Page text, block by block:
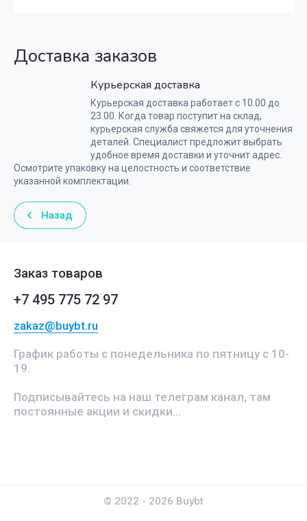
Доставка заказов
Курьерская доставка
Курьерская доставка работает с 10.00 до
23.00. Когда товар поступит на склад,
курьерская служба свяжется для уточнения
деталей. Специалист предложит выбрать
удобное время доставки и уточнит адрес.
Осмотрите упаковку на целостность и соответствие
указанной комплектации.
Назад
Заказ товаров
+7 495 775 72 97
zakaz@buybt.ru
График работы с понедельника по пятницу с 10-
19.
Подписывайтесь на наш телеграм канал, там
постоянные акции и скидки...
© 2022 - 2026 Buybt